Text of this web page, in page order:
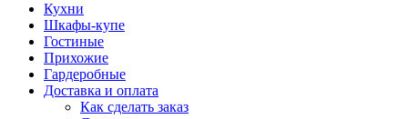
Кухни
Шкафы-купе
Гостиные
Прихожие
Гардеробные
Доставка и оплата
Как сделать заказ